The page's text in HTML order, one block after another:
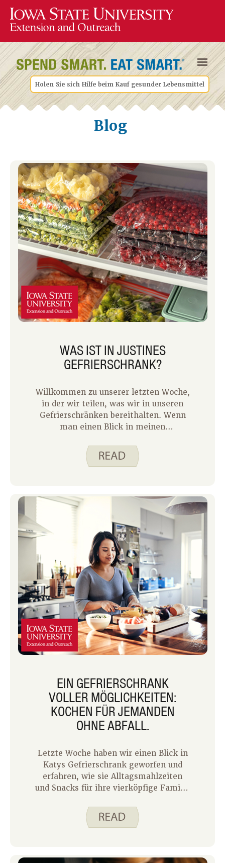
Holen Sie sich Hilfe beim Kauf gesunder Lebensmittel
Blog
WAS IST IN JUSTINES
GEFRIERSCHRANK?
Willkommen zu unserer letzten Woche,
in der wir teilen, was wir in unseren
Gefrierschränken bereithalten. Wenn
man einen Blick in meinen
man eine Mischung aus Lebensmitteln,
die man erwartet, Reste und zufällige
EIN GEFRIERSCHRANK
VOLLER MÖGLICHKEITEN:
KOCHEN FÜR JEMANDEN
OHNE ABFALL.
Letzte Woche haben wir einen Blick in
Katys Gefrierschrank geworfen und
erfahren, wie sie Alltagsmahlzeiten
und Snacks für ihre vierköpfige Familie
Woche darf ich erzählen, wie ich
meinen Gefrierschrank als Einer-
nur mich selbst zufriedenstellen muss